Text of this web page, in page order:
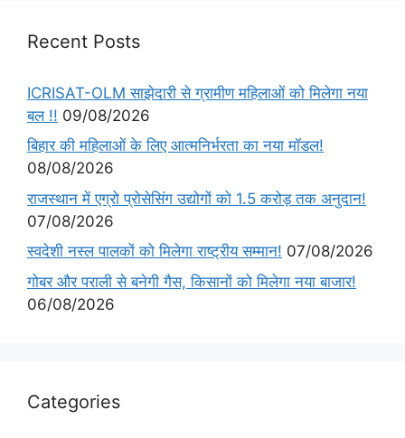
Recent Posts
ICRISAT-OLM साझेदारी से ग्रामीण महिलाओं को मिलेगा नया
बल !! 09/08/2026
बिहार की महिलाओं के लिए आत्मनिर्भरता का नया मॉडल!
08/08/2026
राजस्थान में एग्रो प्रोसेसिंग उद्योगों को 1.5 करोड़ तक अनुदान!
07/08/2026
स्वदेशी नस्ल पालकों को मिलेगा राष्ट्रीय सम्मान! 07/08/2026
गोबर और पराली से बनेगी गैस, किसानों को मिलेगा नया बाजार!
06/08/2026
Categories